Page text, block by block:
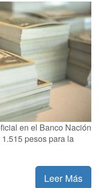
en el Banco Nación
pesos para la
Leer Más